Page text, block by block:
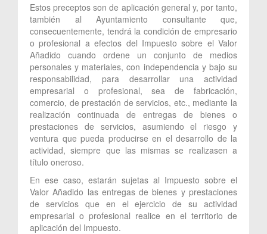
Estos preceptos son de aplicación general y, por tanto,
también al Ayuntamiento consultante que,
consecuentemente, tendrá la condición de empresario
o profesional a efectos del Impuesto sobre el Valor
Añadido cuando ordene un conjunto de medios
personales y materiales, con independencia y bajo su
responsabilidad, para desarrollar una actividad
empresarial o profesional, sea de fabricación,
comercio, de prestación de servicios, etc., mediante la
realización continuada de entregas de bienes o
prestaciones de servicios, asumiendo el riesgo y
ventura que pueda producirse en el desarrollo de la
actividad, siempre que las mismas se realizasen a
título oneroso.
En ese caso, estarán sujetas al Impuesto sobre el
Valor Añadido las entregas de bienes y prestaciones
de servicios que en el ejercicio de su actividad
empresarial o profesional realice en el territorio de
aplicación del Impuesto.